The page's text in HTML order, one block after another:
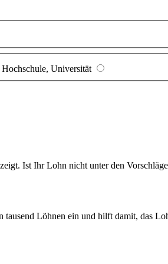
Hochschule, Universität
Ist Ihr Lohn nicht unter den
Löhnen ein und hilft damit, das